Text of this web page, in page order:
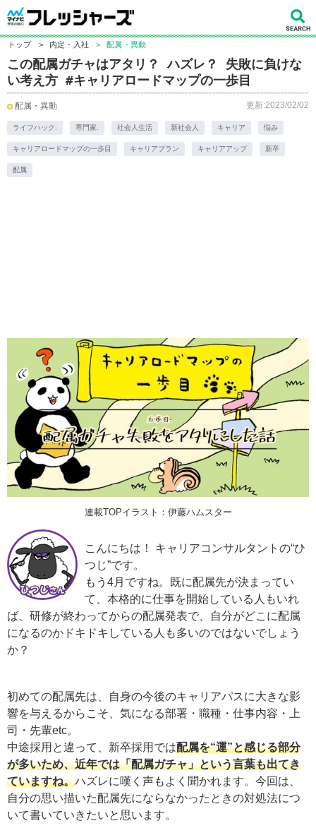
トップ > 内定・入社 > 配属・異動
この配属ガチャはアタリ？ ハズレ？ 失敗に負けな
い考え方 #キャリアロードマップの一歩目
配属・異動 更新:2023/02/02
ライフハック. 専門家. 社会人生活 新社会人 キャリア 悩み
キャリアロードマップの一歩目 キャリアプラン キャリアアップ 新卒
配属
連載TOPイラスト：伊藤ハムスター
こんにちは！ キャリアコンサルタントの“ひ
つじ”です。
もう4月ですね。既に配属先が決まってい
て、本格的に仕事を開始している人もいれ
ば、研修が終わってからの配属発表で、自分がどこに配属
になるのかドキドキしている人も多いのではないでしょう
か？
初めての配属先は、自身の今後のキャリアパスに大きな影
響を与えるからこそ、気になる部署・職種・仕事内容・上
司・先輩etc。
中途採用と違って、新卒採用では配属を“運”と感じる部分
が多いため、近年では「配属ガチャ」という言葉も出てき
ていますね。ハズレに嘆く声もよく聞かれます。今回は、
自分の思い描いた配属先にならなかったときの対処法につ
いて書いていきたいと思います。